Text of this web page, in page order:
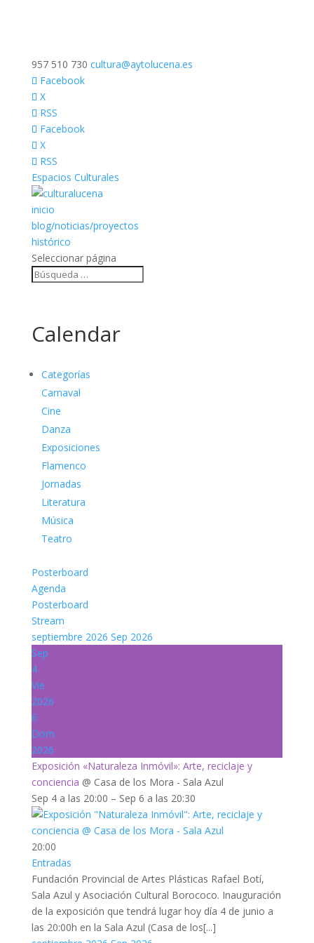
957 510 730 cultura@aytolucena.es
Facebook
X
RSS
Facebook
X
RSS
Espacios Culturales
inicio
blog/noticias/proyectos
histórico
Seleccionar página
Calendar
Categorías
Carnaval
Cine
Danza
Exposiciones
Flamenco
Jornadas
Literatura
Música
Teatro
Posterboard
Agenda
Posterboard
Stream
septiembre 2026 Sep 2026
Sep
4
Vie
2026
6
Dom
2026
Exposición «Naturaleza Inmóvil»: Arte, reciclaje y
conciencia @ Casa de los Mora - Sala Azul
Sep 4 a las 20:00 – Sep 6 a las 20:30
20:00
Entradas
Fundación Provincial de Artes Plásticas Rafael Botí,
Sala Azul y Asociación Cultural Borococo. Inauguración
de la exposición que tendrá lugar hoy día 4 de junio a
las 20:00h en la Sala Azul (Casa de los[...]